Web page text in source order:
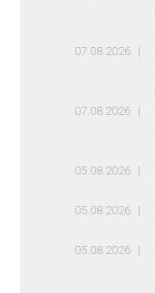
07.08.2026
07.08.2026
05.08.2026
05.08.2026
05.08.2026